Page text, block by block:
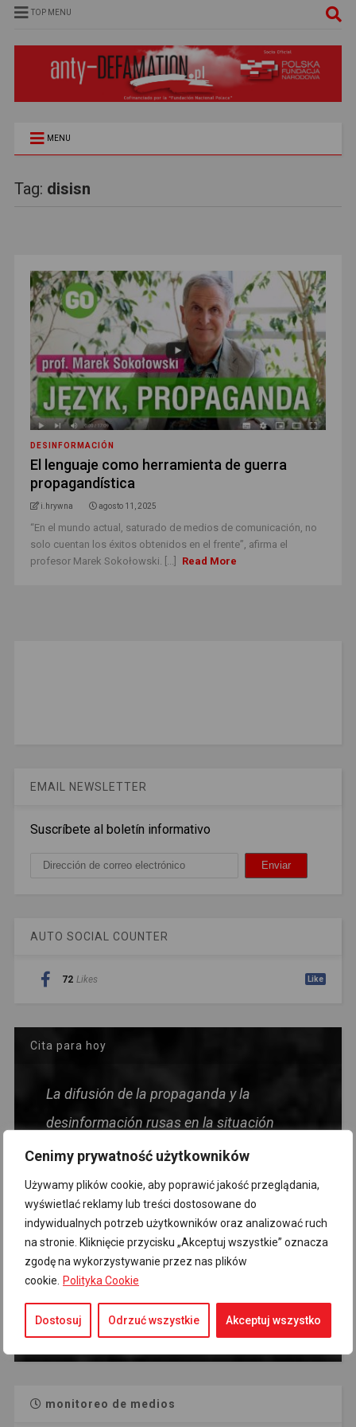
Cenimy prywatność użytkowników
Używamy plików cookie, aby poprawić jakość przeglądania,
wyświetlać reklamy lub treści dostosowane do
indywidualnych potrzeb użytkowników oraz analizować ruch
na stronie. Kliknięcie przycisku „Akceptuj wszystkie” oznacza
zgodę na wykorzystywanie przez nas plików
cookie.
Polityka Cookie
Dostosuj Odrzuć wszystkie Akceptuj wszystko
TOP MENU
MENU
Tag: disisn
DESINFORMACIÓN
El lenguaje como herramienta de guerra
propagandística
i.hrywna agosto 11, 2025
“En el mundo actual, saturado de medios de comunicación, no
solo cuentan los éxitos obtenidos en el frente”, afirma el
profesor Marek Sokołowski. [...]
Read More
EMAIL NEWSLETTER
Suscríbete al boletín informativo
AUTO SOCIAL COUNTER
72 Likes Like
Cita para hoy
La difusión de la propaganda y la
desinformación rusas en la situación
actual es un acto perjudicial para el
Estado polaco, dirigido directamente
contra la seguridad de la Patria y de sus
ciudadanos. La estupidez, y aún más las
opiniones políticas, no deben considerarse
- Primer ministro Donald Tusk
monitoreo de medios